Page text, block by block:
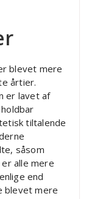
blevet mere
årtier.
er lavet af
tiltalende
såsom
alle mere
end
blevet mere